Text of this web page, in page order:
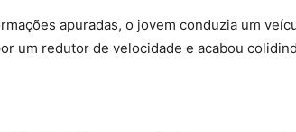
apuradas, o jovem conduzia um
um redutor de velocidade e acabou